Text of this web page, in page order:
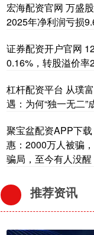
宏海配资官网 万盛
2025年净利润亏损
证券配资开户官网
0.16%，转股溢价率
杠杆配资平台 从璞
遇：为何“独一无二”
聚宝盆配资APP下载
惠：2000万人被骗
骗局，至今有人没醒
推荐资讯